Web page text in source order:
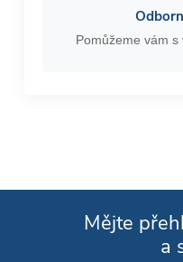
Pomůžeme vám
Mějte
a